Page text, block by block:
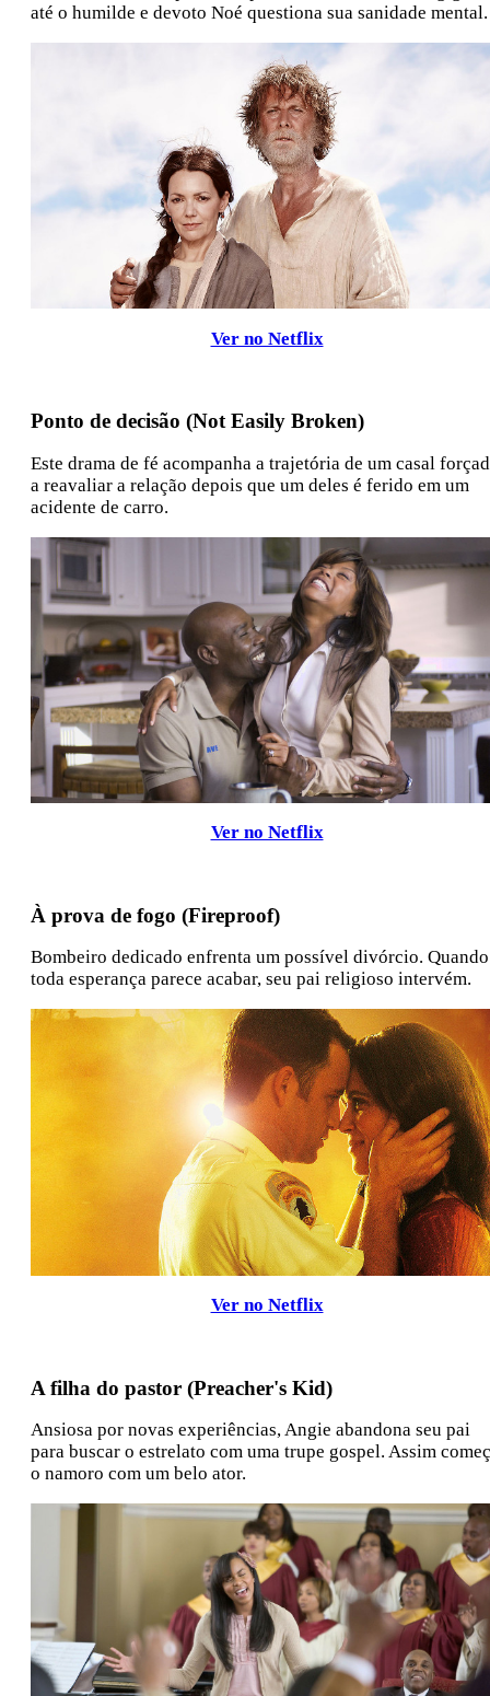
até o humilde e devoto Noé questiona sua sanidade mental.
Ver no Netflix
Ponto de decisão (Not Easily Broken)
Este drama de fé acompanha a trajetória de um casal
a reavaliar a relação depois que um deles é ferido em um
acidente de carro.
Ver no Netflix
À prova de fogo (Fireproof)
Bombeiro dedicado enfrenta um possível divórcio. Quando
toda esperança parece acabar, seu pai religioso intervém.
Ver no Netflix
A filha do pastor (Preacher's Kid)
Ansiosa por novas experiências, Angie abandona seu pai
para buscar o estrelato com uma trupe gospel. Assim
o namoro com um belo ator.